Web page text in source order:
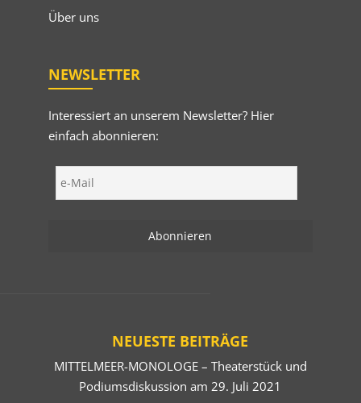
Über uns
NEWSLETTER
Interessiert an unserem Newsletter? Hier
einfach abonnieren:
NEUESTE BEITRÄGE
MITTELMEER-MONOLOGE – Theaterstück und
Podiumsdiskussion am 29. Juli 2021